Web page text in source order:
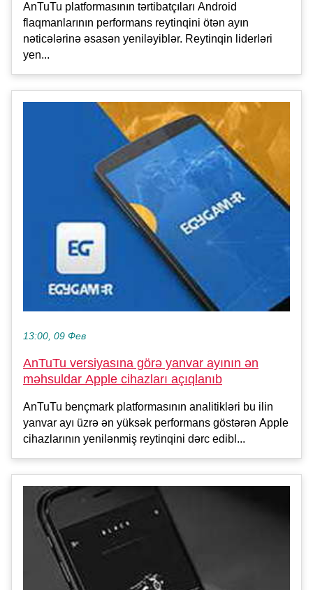
AnTuTu platformasının tərtibatçıları Android
flaqmanlarının performans reytinqini ötən ayın
nəticələrinə əsasən yeniləyiblər. Reytinqin liderləri
yen...
13:00, 09 Фев
AnTuTu versiyasına görə yanvar ayının ən
məhsuldar Apple cihazları açıqlanıb
AnTuTu bençmark platformasının analitikləri bu ilin
yanvar ayı üzrə ən yüksək performans göstərən Apple
cihazlarının yenilənmiş reytinqini dərc edibl...